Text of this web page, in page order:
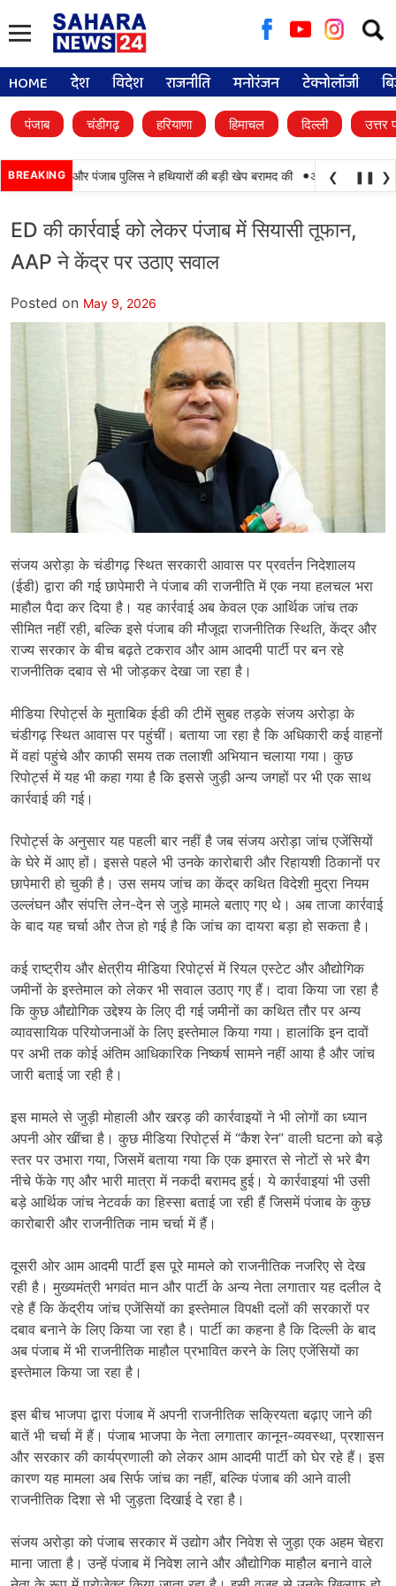
for:
HOME देश विदेश राजनीति मनोरंजन टेक्नोलॉजी
पंजाब चंडीगढ़ हरियाणा हिमाचल दिल्ली उत्तर
BREAKINGBSF और पंजाब पुलिस ने हथियारों की बड़ी खेप बरामद की • अमन अरोड़ा ने
❮ ❚❚ ❯
ED की कार्रवाई को लेकर पंजाब में सियासी तूफान,
AAP ने केंद्र पर उठाए सवाल
Posted on May 9, 2026
संजय अरोड़ा के चंडीगढ़ स्थित सरकारी आवास पर प्रवर्तन निदेशालय
(ईडी) द्वारा की गई छापेमारी ने पंजाब की राजनीति में एक नया हलचल भरा
माहौल पैदा कर दिया है। यह कार्रवाई अब केवल एक आर्थिक जांच तक
सीमित नहीं रही, बल्कि इसे पंजाब की मौजूदा राजनीतिक स्थिति, केंद्र और
राज्य सरकार के बीच बढ़ते टकराव और आम आदमी पार्टी पर बन रहे
राजनीतिक दबाव से भी जोड़कर देखा जा रहा है।
मीडिया रिपोर्ट्स के मुताबिक ईडी की टीमें सुबह तड़के संजय अरोड़ा के
चंडीगढ़ स्थित आवास पर पहुंचीं। बताया जा रहा है कि अधिकारी कई वाहनों
में वहां पहुंचे और काफी समय तक तलाशी अभियान चलाया गया। कुछ
रिपोर्ट्स में यह भी कहा गया है कि इससे जुड़ी अन्य जगहों पर भी एक साथ
कार्रवाई की गई।
रिपोर्ट्स के अनुसार यह पहली बार नहीं है जब संजय अरोड़ा जांच एजेंसियों
के घेरे में आए हों। इससे पहले भी उनके कारोबारी और रिहायशी ठिकानों पर
छापेमारी हो चुकी है। उस समय जांच का केंद्र कथित विदेशी मुद्रा नियम
उल्लंघन और संपत्ति लेन-देन से जुड़े मामले बताए गए थे। अब ताजा कार्रवाई
के बाद यह चर्चा और तेज हो गई है कि जांच का दायरा बड़ा हो सकता है।
कई राष्ट्रीय और क्षेत्रीय मीडिया रिपोर्ट्स में रियल एस्टेट और औद्योगिक
जमीनों के इस्तेमाल को लेकर भी सवाल उठाए गए हैं। दावा किया जा रहा है
कि कुछ औद्योगिक उद्देश्य के लिए दी गई जमीनों का कथित तौर पर अन्य
व्यावसायिक परियोजनाओं के लिए इस्तेमाल किया गया। हालांकि इन दावों
पर अभी तक कोई अंतिम आधिकारिक निष्कर्ष सामने नहीं आया है और जांच
जारी बताई जा रही है।
इस मामले से जुड़ी मोहाली और खरड़ की कार्रवाइयों ने भी लोगों का ध्यान
अपनी ओर खींचा है। कुछ मीडिया रिपोर्ट्स में “कैश रेन” वाली घटना को बड़े
स्तर पर उभारा गया, जिसमें बताया गया कि एक इमारत से नोटों से भरे बैग
नीचे फेंके गए और भारी मात्रा में नकदी बरामद हुई। ये कार्रवाइयां भी उसी
बड़े आर्थिक जांच नेटवर्क का हिस्सा बताई जा रही हैं जिसमें पंजाब के कुछ
कारोबारी और राजनीतिक नाम चर्चा में हैं।
दूसरी ओर आम आदमी पार्टी इस पूरे मामले को राजनीतिक नजरिए से देख
रही है। मुख्यमंत्री भगवंत मान और पार्टी के अन्य नेता लगातार यह दलील दे
रहे हैं कि केंद्रीय जांच एजेंसियों का इस्तेमाल विपक्षी दलों की सरकारों पर
दबाव बनाने के लिए किया जा रहा है। पार्टी का कहना है कि दिल्ली के बाद
अब पंजाब में भी राजनीतिक माहौल प्रभावित करने के लिए एजेंसियों का
इस्तेमाल किया जा रहा है।
इस बीच भाजपा द्वारा पंजाब में अपनी राजनीतिक सक्रियता बढ़ाए जाने की
बातें भी चर्चा में हैं। पंजाब भाजपा के नेता लगातार कानून-व्यवस्था, प्रशासन
और सरकार की कार्यप्रणाली को लेकर आम आदमी पार्टी को घेर रहे हैं। इस
कारण यह मामला अब सिर्फ जांच का नहीं, बल्कि पंजाब की आने वाली
राजनीतिक दिशा से भी जुड़ता दिखाई दे रहा है।
संजय अरोड़ा को पंजाब सरकार में उद्योग और निवेश से जुड़ा एक अहम चेहरा
माना जाता है। उन्हें पंजाब में निवेश लाने और औद्योगिक माहौल बनाने वाले